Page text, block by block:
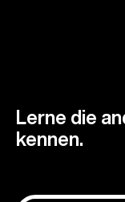
Lerne die
kennen.